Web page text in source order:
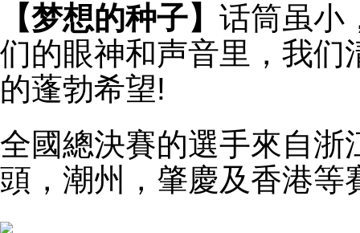
【梦想的种子】 话筒虽小
们的眼神和声音里，我们
的蓬勃希望!
全國總決賽的選手來自浙
頭，潮州，肇慶及香港等